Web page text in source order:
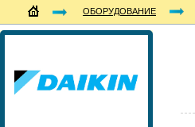
ОБОРУДОВАНИЕ